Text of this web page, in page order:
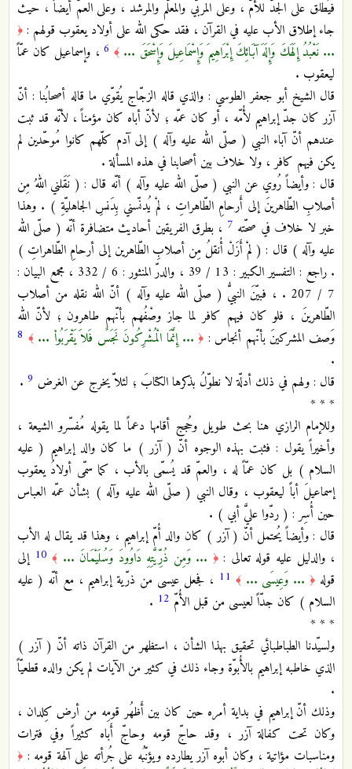
فيُطلق على الجدّ للأُمّ ، وعلى المربّي والمعلّم والمرشد ، وعلى العمّ أيضاً ، حيث
جاء إطلاق الأب عليه في القرآن ، فقد حكى الله على أولاد يعقوب قولهم : ﴿
... نَعْبُدُ إِلَهَكَ وَإِلَهَ آبَائِكَ إِبْرَاهِيمَ وَإِسْمَاعِيلَ وَإِسْحَقَ ... ﴾ 6 ، وإسماعيل كان عمّاً
ليعقوب .
قال الشيخ أبو جعفر الطوسي : والذي قاله الزجّاج يُقوّي ما قاله أصحابُنا : أنّ
آزر كان جدّ إبراهيم لأُمّه ، أو كان عمّه ؛ لأنّ أباه كان مؤمناً ، لأنّه قد ثبت
عندهم أنّ آباء النبي ( صلّى الله عليه وآله ) إلى آدم كلّهم كانوا مُوحّدين لم
يكن فيهم كافر ، ولا خلاف بين أصحابنا في هذه المسألة .
قال : وأيضاً رُوي عن النبي ( صلّى الله عليه وآله ) أنّه قال : ( نَقَلني اللهُ مِن
أصلابِ الطّاهرينَ إلى أَرحامِ الطّاهراتِ ، لمْ يُدنّسني بِدَنسِ الجاهليّةِ ) . وهذا
خبر لا خلاف في صحّته 7 ، بطرق الفريقين أحاديث متضافرة أنّه ( صلّى الله
عليه وآله ) قال : ( لمْ أَزَلْ أُنقلُ مِن أصلابِ الطّاهرين إلى أرحامِ الطّاهراتِ )
. راجع : التفسير الكبير : 13 / 39 ، والدرّ المنثور : 6 / 332 ، مجمع البيان :
7 / 207 . ، فبيّنَ النبيُّ ( صلّى الله عليه وآله ) أنّ الله نقله من أصلاب
الطّاهرينَ ، فلو كان فيهم كافر لما جاز وصْفُهم بأنّهم طاهرون ؛ لأنّ الله
وَصف المشركينَ بأنّهم أنجاس : ﴿ ... إِنَّمَا الْمُشْرِكُونَ نَجَسٌ فَلاَ يَقْرَبُواْ ... ﴾ 8
.
قال : ولهم في ذلك أدلّة لا نطوّلُ بذكرها الكتابَ ؛ لئلاّ يخرج عن الغرض 9
.
* * *
وللإمام الرازي هنا بحث طويل وحُجج أقامها دعماً لما يقوله مُفسّرو الشيعة ،
وأخيراً يقول : فثبت بهذه الوجوه أنّ ( آزر ) ما كان والد إبراهيم ( عليه
السلام ) بل كان عمّاً له ، والعمّ قد يُسمّى بالأب ، كما سمّى أولادُ يعقوب
إسماعيلَ أباً ليعقوب ، وقال النبي ( صلّى الله عليه وآله ) بشأن عمّه العباس
حين أُسِر : ( ردّوا عليَّ أبي ) .
قال : وأيضاً يُحتمل أنّ ( آزر ) كان والد أُمّ إبراهيم ، وهذا قد يقال له الأب
، والدليل عليه قوله تعالى :﴿ ... وَمِن ذُرِّيَّتِهِ دَاوُودَ وَسُلَيْمَانَ ... ﴾ 10 إلى
قوله ﴿ ... وَعِيسَى ... ﴾ 11 ، فجعل عيسى من ذرّية إبراهيم ، مع أنّه ( عليه
السلام ) كان جدّاً لعيسى من قبل الأُمّ 12
.
* * *
ولسيّدنا الطباطبائي تحقيق بهذا الشأن ، استظهر من القرآن ذاته أنّ ( آزر )
الذي خاطبه إبراهيم بالأُبوّة وجاء ذلك في كثير من الآيات لم يكن والده قطعيّاً
.
وذلك أنّ إبراهيم في بداية أمره حين كان بين أَظهُر قومِه من أرض كِلدان ،
وكان تحت كفالة آزر ، وقد حاجّ قومه وحاجّ أَباه كثيراً وفي فترات
ومناسبات مؤاتية ، وكان أبوه آزر يطارده ويؤنّبُه على جُرأته على آلهة قومه : ﴿